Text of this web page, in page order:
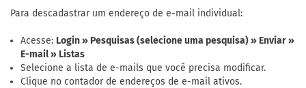
Para descadastrar um endereço de e-mail individual:
Acesse: Login » Pesquisas (selecione uma pesquisa) » Enviar »
E-mail » Listas
Selecione a lista de e-mails que você precisa modificar.
Clique no contador de endereços de e-mail ativos.